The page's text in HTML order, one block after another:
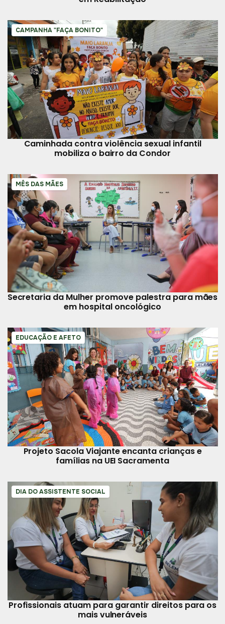
CAMPANHA "FAÇA BONITO"
Caminhada contra violência sexual infantil
mobiliza o bairro da Condor
MÊS DAS MÃES
Secretaria da Mulher promove palestra para mães
em hospital oncológico
EDUCAÇÃO E AFETO
Projeto Sacola Viajante encanta crianças e
famílias na UEI Sacramenta
DIA DO ASSISTENTE SOCIAL
Profissionais atuam para garantir direitos para os
mais vulneráveis